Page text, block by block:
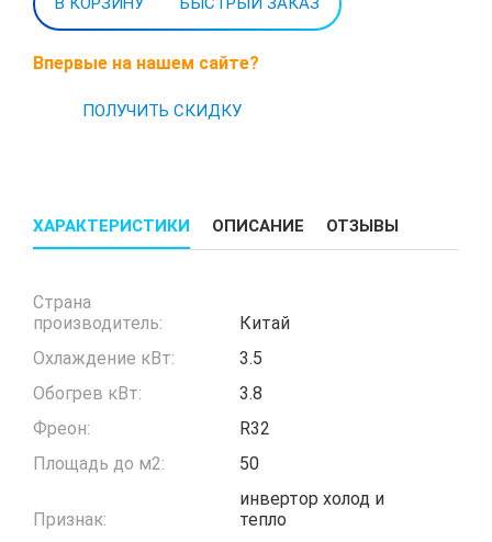
Впервые на нашем сайте?
ПОЛУЧИТЬ СКИДКУ
ХАРАКТЕРИСТИКИ ОПИСАНИЕ ОТЗЫВЫ
Страна
производитель:
Китай
Охлаждение кВт:
3.5
Обогрев кВт:
3.8
Фреон:
R32
Площадь до м2:
50
Признак:
инвертор холод и
тепло